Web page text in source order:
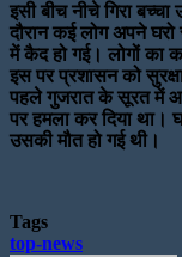
इसी बीच नीचे गिरा
दौरान कई लोग अपने
में कैद हो गई। लोगों का
इस पर प्रशासन को
पहले गुजरात के सूरत में
पर हमला कर दिया था।
उसकी मौत हो गई थी।
Tags
top-news